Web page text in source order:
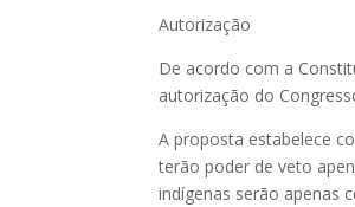
Autorização
De acordo com a
autorização do
A proposta estabelece
terão poder de veto
indígenas serão apenas